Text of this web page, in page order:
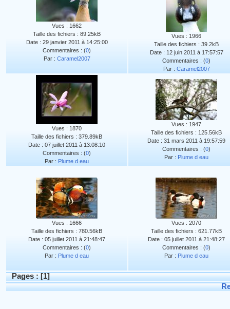
Vues : 1662
Taille des fichiers : 89.25kB
Date : 29 janvier 2011 à 14:25:00
Commentaires : (0)
Par : Caramel2007
Vues : 1966
Taille des fichiers : 39.2kB
Date : 12 juin 2011 à 17:57:57
Commentaires : (0)
Par : Caramel2007
Vues : 1870
Taille des fichiers : 379.89kB
Date : 07 juillet 2011 à 13:08:10
Commentaires : (0)
Par : Plume d eau
Vues : 1947
Taille des fichiers : 125.56kB
Date : 31 mars 2011 à 19:57:59
Commentaires : (0)
Par : Plume d eau
Vues : 1666
Taille des fichiers : 780.56kB
Date : 05 juillet 2011 à 21:48:47
Commentaires : (0)
Par : Plume d eau
Vues : 2070
Taille des fichiers : 621.77kB
Date : 05 juillet 2011 à 21:48:27
Commentaires : (0)
Par : Plume d eau
Pages : [1]